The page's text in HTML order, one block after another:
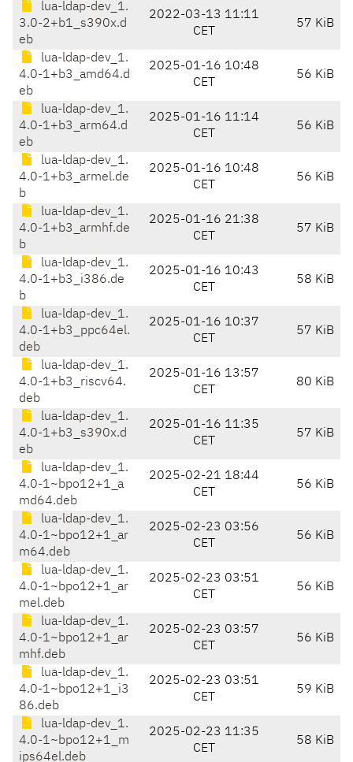
lua-ldap-dev_1.
3.0-2+b1_s390x.d
eb
2022-03-13 11:11
CET
57 KiB
lua-ldap-dev_1.
4.0-1+b3_amd64.d
eb
2025-01-16 10:48
CET
56 KiB
lua-ldap-dev_1.
4.0-1+b3_arm64.d
eb
2025-01-16 11:14
CET
56 KiB
lua-ldap-dev_1.
4.0-1+b3_armel.de
b
2025-01-16 10:48
CET
56 KiB
lua-ldap-dev_1.
4.0-1+b3_armhf.de
b
2025-01-16 21:38
CET
57 KiB
lua-ldap-dev_1.
4.0-1+b3_i386.de
b
2025-01-16 10:43
CET
58 KiB
lua-ldap-dev_1.
4.0-1+b3_ppc64el.
deb
2025-01-16 10:37
CET
57 KiB
lua-ldap-dev_1.
4.0-1+b3_riscv64.
deb
2025-01-16 13:57
CET
80 KiB
lua-ldap-dev_1.
4.0-1+b3_s390x.d
eb
2025-01-16 11:35
CET
57 KiB
lua-ldap-dev_1.
4.0-1~bpo12+1_a
md64.deb
2025-02-21 18:44
CET
56 KiB
lua-ldap-dev_1.
4.0-1~bpo12+1_ar
m64.deb
2025-02-23 03:56
CET
56 KiB
lua-ldap-dev_1.
4.0-1~bpo12+1_ar
mel.deb
2025-02-23 03:51
CET
56 KiB
lua-ldap-dev_1.
4.0-1~bpo12+1_ar
mhf.deb
2025-02-23 03:57
CET
56 KiB
lua-ldap-dev_1.
4.0-1~bpo12+1_i3
86.deb
2025-02-23 03:51
CET
59 KiB
lua-ldap-dev_1.
4.0-1~bpo12+1_m
ips64el.deb
2025-02-23 11:35
CET
58 KiB